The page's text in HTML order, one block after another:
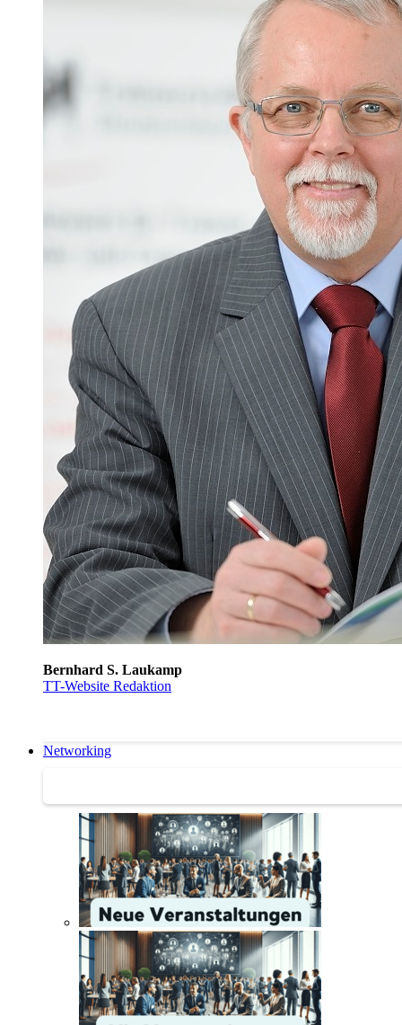
Bernhard S. Laukamp
TT-Website Redaktion
Networking